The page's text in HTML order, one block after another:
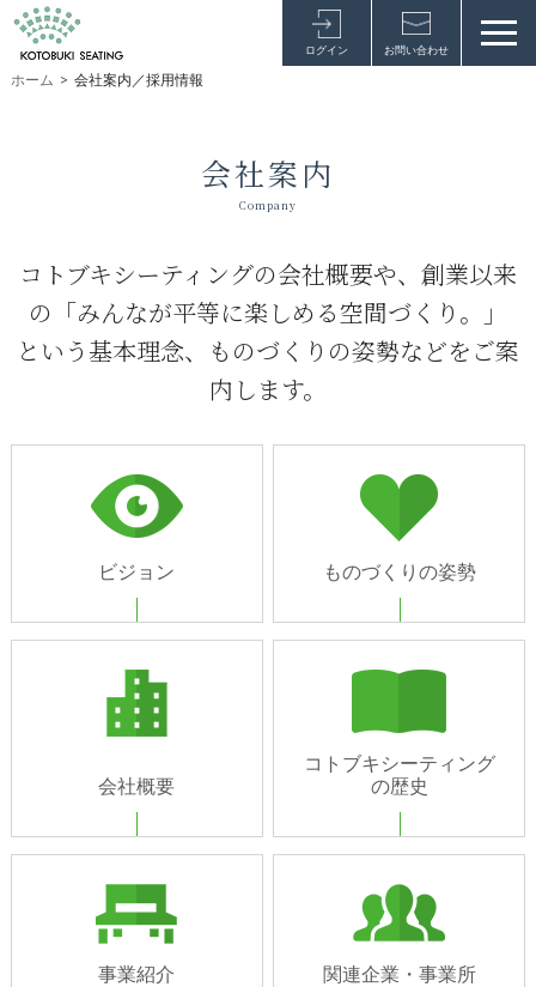
ログイン お問い合わせ
ホーム > 会社案内／採用情報
会社案内
Company
コトブキシーティングの会社概要や、創業以来
の「みんなが平等に楽しめる空間づくり。」
という基本理念、ものづくりの姿勢などをご案
内します。
ビジョン ものづくりの姿勢
会社概要
コトブキシーティング
の歴史
事業紹介 関連企業・事業所